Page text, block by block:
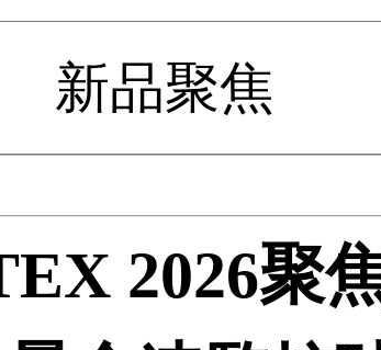
新品聚焦
2026聚